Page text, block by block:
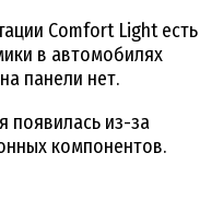
Comfort Light есть
в автомобилях
панели нет.
появилась из-за
компонентов.